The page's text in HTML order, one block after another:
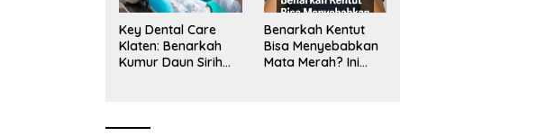
Key Dental Care
Klaten: Benarkah
Kumur Daun Sirih
Klaten
Benarkah Kentut
Bisa Menyebabkan
Mata Merah? Ini